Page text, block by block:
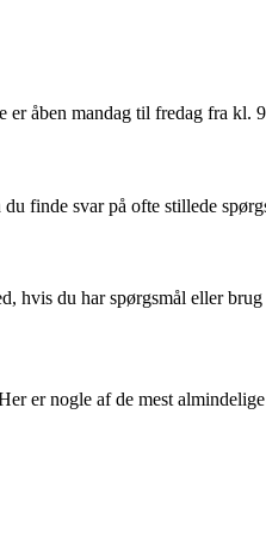
er åben mandag til fredag fra kl.
finde svar på ofte stillede
hvis du har spørgsmål eller
er nogle af de mest